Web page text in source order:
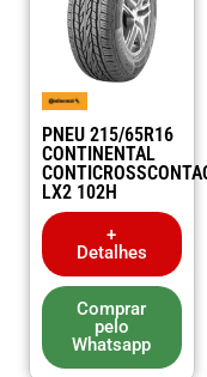
PNEU 215/65R16
CONTINENTAL
LX2 102H
+
Detalhes
Comprar
pelo
Whatsapp